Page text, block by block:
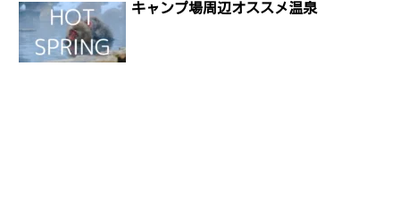
キャンプ場周辺オススメ温泉